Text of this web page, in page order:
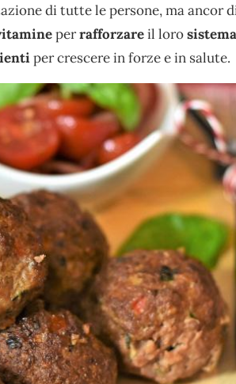
di tutte le persone, ma ancor
perrafforzareil loro
per crescere in forze e in salute.